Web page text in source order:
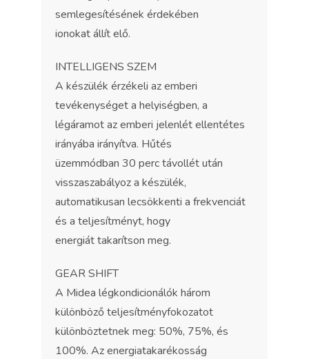
semlegesítésének érdekében
ionokat állít elő.
INTELLIGENS SZEM
A készülék érzékeli az emberi
tevékenységet a helyiségben, a
légáramot az emberi jelenlét ellentétes
irányába irányítva. Hűtés
üzemmódban 30 perc távollét után
visszaszabályoz a készülék,
automatikusan lecsökkenti a frekvenciát
és a teljesítményt, hogy
energiát takarítson meg.
GEAR SHIFT
A Midea légkondicionálók három
különböző teljesítményfokozatot
különböztetnek meg: 50%, 75%, és
100%. Az energiatakarékosság